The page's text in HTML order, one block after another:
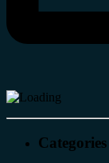
Categories